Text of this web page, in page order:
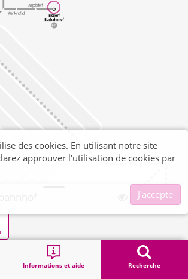
Informations et aide Recherche
Elsdorf Busbahnhof
des cookies. En utilisant notre site
approuver l'utilisation de cookies par
J'accepte